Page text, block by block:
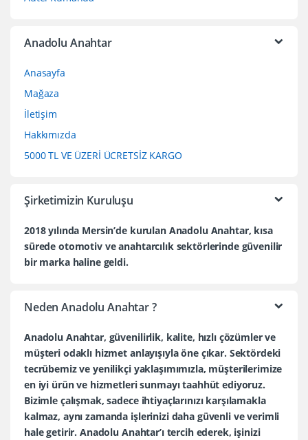
Anadolu Anahtar
Anasayfa
Mağaza
İletişim
Hakkımızda
5000 TL VE ÜZERİ ÜCRETSİZ KARGO
Şirketimizin Kuruluşu
2018 yılında Mersin’de kurulan Anadolu Anahtar, kısa
sürede otomotiv ve anahtarcılık sektörlerinde güvenilir
bir marka haline geldi.
Neden Anadolu Anahtar ?
Anadolu Anahtar, güvenilirlik, kalite, hızlı çözümler ve
müşteri odaklı hizmet anlayışıyla öne çıkar. Sektördeki
tecrübemiz ve yenilikçi yaklaşımımızla, müşterilerimize
en iyi ürün ve hizmetleri sunmayı taahhüt ediyoruz.
Bizimle çalışmak, sadece ihtiyaçlarınızı karşılamakla
kalmaz, aynı zamanda işlerinizi daha güvenli ve verimli
hale getirir. Anadolu Anahtar’ı tercih ederek, işinizi